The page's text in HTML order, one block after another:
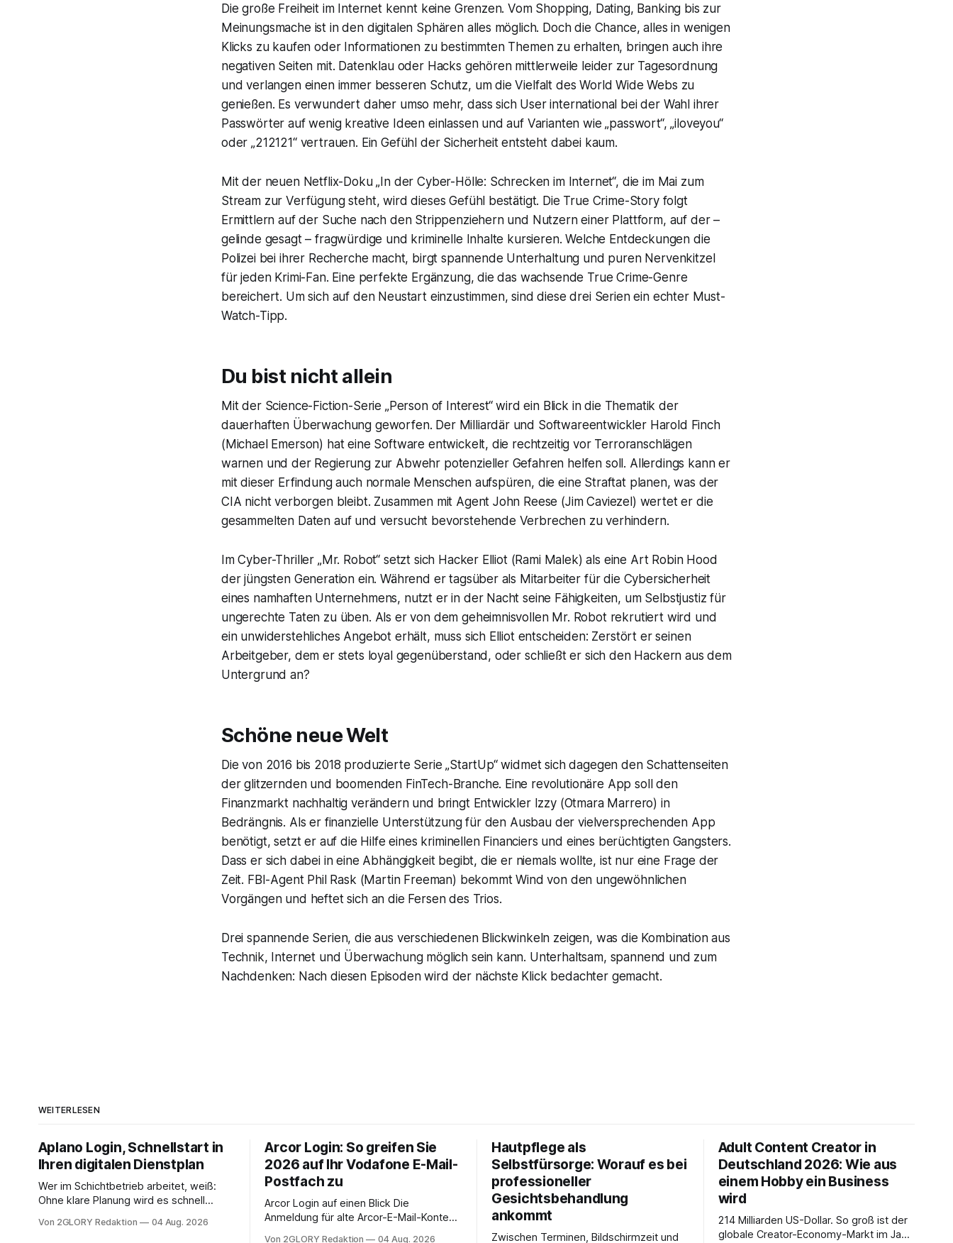
Die große Freiheit im Internet kennt keine Grenzen. Vom Shopping, Dating, Banking bis zur
Meinungsmache ist in den digitalen Sphären alles möglich. Doch die Chance, alles in wenigen
Klicks zu kaufen oder Informationen zu bestimmten Themen zu erhalten, bringen auch ihre
negativen Seiten mit. Datenklau oder Hacks gehören mittlerweile leider zur Tagesordnung
und verlangen einen immer besseren Schutz, um die Vielfalt des World Wide Webs zu
genießen. Es verwundert daher umso mehr, dass sich User international bei der Wahl ihrer
Passwörter auf wenig kreative Ideen einlassen und auf Varianten wie „passwort“, „iloveyou“
oder „212121“ vertrauen. Ein Gefühl der Sicherheit entsteht dabei kaum.
Mit der neuen Netflix-Doku „In der Cyber-Hölle: Schrecken im Internet“, die im Mai zum
Stream zur Verfügung steht, wird dieses Gefühl bestätigt. Die True Crime-Story folgt
Ermittlern auf der Suche nach den Strippenziehern und Nutzern einer Plattform, auf der –
gelinde gesagt – fragwürdige und kriminelle Inhalte kursieren. Welche Entdeckungen die
Polizei bei ihrer Recherche macht, birgt spannende Unterhaltung und puren Nervenkitzel
für jeden Krimi-Fan. Eine perfekte Ergänzung, die das wachsende True Crime-Genre
bereichert. Um sich auf den Neustart einzustimmen, sind diese drei Serien ein echter Must-
Watch-Tipp.
Du bist nicht allein
Mit der Science-Fiction-Serie „Person of Interest“ wird ein Blick in die Thematik der
dauerhaften Überwachung geworfen. Der Milliardär und Softwareentwickler Harold Finch
(Michael Emerson) hat eine Software entwickelt, die rechtzeitig vor Terroranschlägen
warnen und der Regierung zur Abwehr potenzieller Gefahren helfen soll. Allerdings kann er
mit dieser Erfindung auch normale Menschen aufspüren, die eine Straftat planen, was der
CIA nicht verborgen bleibt. Zusammen mit Agent John Reese (Jim Caviezel) wertet er die
gesammelten Daten auf und versucht bevorstehende Verbrechen zu verhindern.
Im Cyber-Thriller „Mr. Robot“ setzt sich Hacker Elliot (Rami Malek) als eine Art Robin Hood
der jüngsten Generation ein. Während er tagsüber als Mitarbeiter für die Cybersicherheit
eines namhaften Unternehmens, nutzt er in der Nacht seine Fähigkeiten, um Selbstjustiz für
ungerechte Taten zu üben. Als er von dem geheimnisvollen Mr. Robot rekrutiert wird und
ein unwiderstehliches Angebot erhält, muss sich Elliot entscheiden: Zerstört er seinen
Arbeitgeber, dem er stets loyal gegenüberstand, oder schließt er sich den Hackern aus dem
Untergrund an?
Schöne neue Welt
Die von 2016 bis 2018 produzierte Serie „StartUp“ widmet sich dagegen den Schattenseiten
der glitzernden und boomenden FinTech-Branche. Eine revolutionäre App soll den
Finanzmarkt nachhaltig verändern und bringt Entwickler Izzy (Otmara Marrero) in
Bedrängnis. Als er finanzielle Unterstützung für den Ausbau der vielversprechenden App
benötigt, setzt er auf die Hilfe eines kriminellen Financiers und eines berüchtigten Gangsters.
Dass er sich dabei in eine Abhängigkeit begibt, die er niemals wollte, ist nur eine Frage der
Zeit. FBI-Agent Phil Rask (Martin Freeman) bekommt Wind von den ungewöhnlichen
Vorgängen und heftet sich an die Fersen des Trios.
Drei spannende Serien, die aus verschiedenen Blickwinkeln zeigen, was die Kombination aus
Technik, Internet und Überwachung möglich sein kann. Unterhaltsam, spannend und zum
Nachdenken: Nach diesen Episoden wird der nächste Klick bedachter gemacht.
WEITERLESEN
Aplano Login, Schnellstart in
Ihren digitalen Dienstplan
Wer im Schichtbetrieb arbeitet, weiß:
Ohne klare Planung wird es schnell
zentraler Zugangspunkt, um dienstpläne,
Von 2GLORY Redaktion 04 Aug. 2026
Arcor Login: So greifen Sie
2026 auf Ihr Vodafone E-Mail-
Postfach zu
Arcor Login auf einen Blick Die
Anmeldung für alte Arcor-E-Mail-Konten
Von 2GLORY Redaktion 04 Aug. 2026
Hautpflege als
Selbstfürsorge: Worauf es bei
professioneller
Gesichtsbehandlung
ankommt
Zwischen Terminen, Bildschirmzeit und
Adult Content Creator in
Deutschland 2026: Wie aus
einem Hobby ein Business
wird
214 Milliarden US-Dollar. So groß ist der
globale Creator-Economy-Markt im Jahr